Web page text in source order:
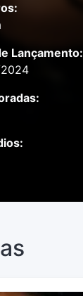
Lançamento: